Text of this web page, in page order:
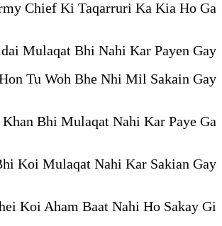
Chief Ki Taqarruri Ka Kia Ho Ga?
Mulaqat Bhi Nahi Kar Payen Gay?
Tu Woh Bhe Nhi Mil Sakain Gay?
Bhi Mulaqat Nahi Kar Paye Ga?
Koi Mulaqat Nahi Kar Sakian Gay?
Koi Aham Baat Nahi Ho Sakay Gi.